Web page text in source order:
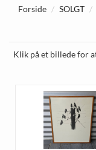
Forside SOLGT
Klik på et billede for